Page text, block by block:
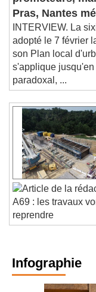
promoteurs,
Pras, Nantes
INTERVIEW. La
adopté le 7 février
son Plan local
s'applique jusqu'en
paradoxal, ...
A69 : les travaux
reprendre
Infographie